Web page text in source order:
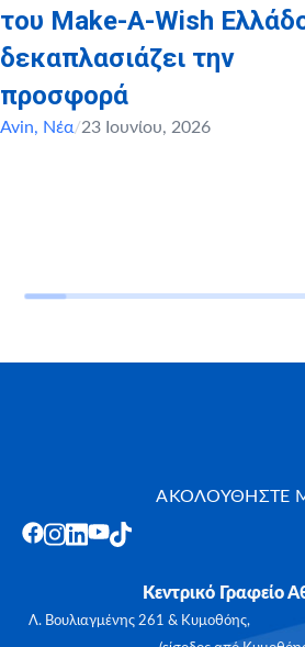
του Make-A-Wish
δεκαπλασιάζει την
προσφορά
Avin, Νέα/23 Ιουνίου, 2026
ΑΚΟΛΟΥΘΗΣΤΕ
Κεντρικό Γραφείο
Λ. Βουλιαγμένης 261 & Κυμοθόης,